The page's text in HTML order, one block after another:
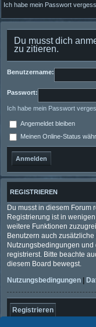
Ich habe mein Passwort
Du musst dich
zu zitieren.
Benutzername:
Passwort:
Ich habe mein Passwort
Angemeldet bleiben
Meinen Online-Status
REGISTRIEREN
Du musst in diesem Forum
Registrierung ist in
weitere Funktionen
Benutzern auch
Nutzungsbedingungen
registrierst. Bitte beachte
diesem Board bewegst.
Nutzungsbedingungen
Registrieren